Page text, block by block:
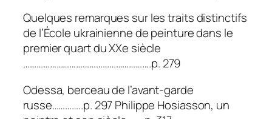
Quelques remarques sur les traits distinctifs
de l’École ukrainienne de peinture dans le
premier quart du XXe siècle
………………………………………………….p. 279
Odessa, berceau de l’avant-garde
russe…………..p. 297 Philippe Hosiasson, un